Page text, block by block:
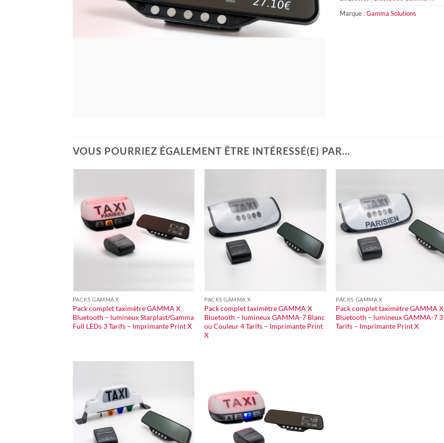
Marque :Gamma Solutions
VOUS POURRIEZ ÉGALEMENT ÊTRE INTÉRESSÉ(E) PAR…
PACKS GAMMA X
Pack complet taximètre GAMMA X
Bluetooth – lumineux Starplast/Gamma
Full LEDs 3 Tarifs – Imprimante Print X
PACKS GAMMA X
Pack complet taximètre GAMMA X
Bluetooth – lumineux GAMMA-7 Blanc
ou Couleur 4 Tarifs – Imprimante Print
X
PACKS GAMMA X
Pack complet taximètre GAMMA X
Bluetooth – lumineux GAMMA-7 3
Tarifs – Imprimante Print X